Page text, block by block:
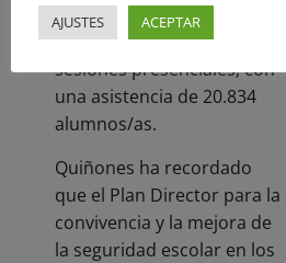
anterior (2021-2022) en el
que se impartieron 953
sesiones presenciales, con
una asistencia de 20.834
alumnos/as.
Quiñones ha recordado
que el Plan Director para la
convivencia y la mejora de
la seguridad escolar en los
AJUSTES ACEPTAR